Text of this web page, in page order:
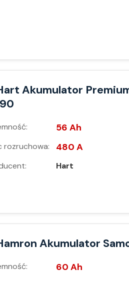
Akumulator
56 Ah
rozruchowa: 480 A
Hart
Akumulator
60 Ah